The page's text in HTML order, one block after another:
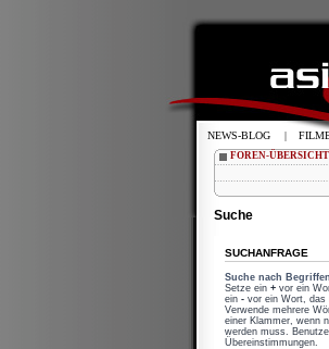
FOREN-ÜBERSICHT
Suche
SUCHANFRAGE
Suche nach
Setze ein + vor ein
ein - vor ein Wort, das
Verwende mehrere
einer Klammer, wenn
werden muss.
Übereinstimmungen.
NEWS-BLOG |